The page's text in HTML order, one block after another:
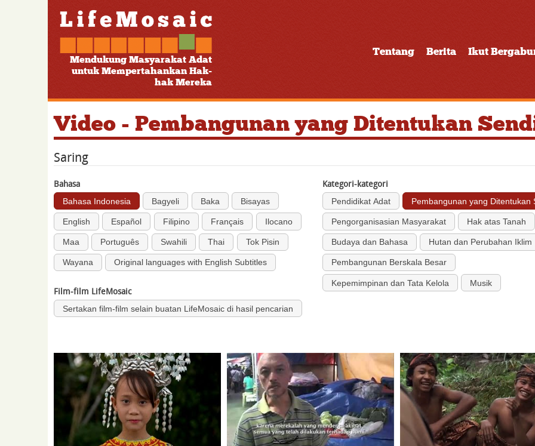
Mendukung Masyarakat Adat
untuk Mempertahankan Hak-
hak Mereka
Tentang Berita Ikut
Video - Pembangunan yang Ditentukan
Saring
Bahasa
Bahasa Indonesia Bagyeli Baka Bisayas
English Español Filipino Français Ilocano
Maa Português Swahili Thai Tok Pisin
Wayana Original languages with English Subtitles
Film-film LifeMosaic
Sertakan film-film selain buatan LifeMosaic di hasil pencarian
Kategori-kategori
Pendidikat Adat Pembangunan yang Ditentukan
Pengorganisasian Masyarakat Hak atas Tanah
Budaya dan Bahasa Hutan dan Perubahan Iklim
Pembangunan Berskala Besar
Kepemimpinan dan Tata Kelola Musik